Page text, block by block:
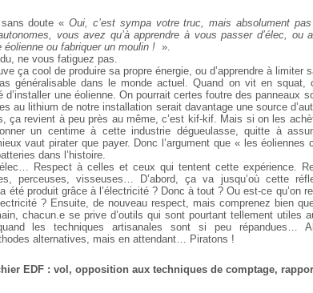
sans doute «Oui, c’est sympa votre truc, mais absolument
vous avez qu’à apprendre à vous passer d’élec, ou
éolienne ou fabriquer un moulin ! ».
ne vous fatiguez pas.
ça cool de produire sa propre énergie, ou d’apprendre à limiter
généralisable dans le monde actuel. Quand on vit en squat,
d’installer une éolienne. On pourrait certes foutre des panneaux
au lithium de notre installation serait davantage une source
ça revient à peu près au même, c’est kif-kif. Mais si on les
un centime à cette industrie dégueulasse, quitte à
vaut pirater que payer. Donc l’argument que « les éoliennes
dans l’histoire.
Respect à celles et ceux qui tentent cette expérience.
perceuses, visseuses… D’abord, ça va jusqu’où cette
été produit grâce à l’électricité ? Donc à tout ? Ou est-ce qu’on
? Ensuite, de nouveau respect, mais comprenez bien
chacun.e se prive d’outils qui sont pourtant tellement utiles
les techniques artisanales sont si peu répandues…
alternatives, mais en attendant… Piratons !
EDF : vol, opposition aux techniques de comptage,